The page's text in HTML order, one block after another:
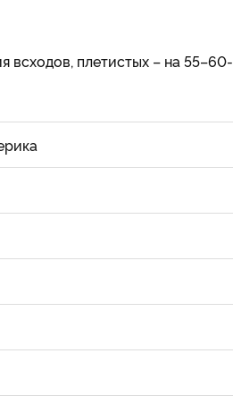
всходов, плетистых – на 55–60-